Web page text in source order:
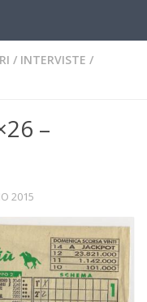
/ INTERVISTE /
–
2015